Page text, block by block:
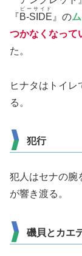
『B-SIDE
ビーサイド
』の
つかなくなって
た。
ヒナタはトイ
る。
犯行
犯人はセナの腕
が響き渡る。
磯貝とカエ